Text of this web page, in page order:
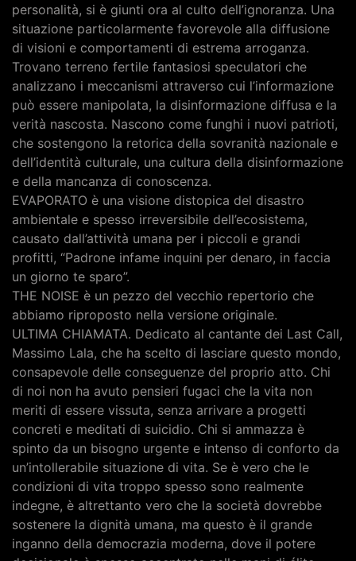
personalità, si è giunti ora al culto dell’ignoranza. Una
situazione particolarmente favorevole alla diffusione
di visioni e comportamenti di estrema arroganza.
Trovano terreno fertile fantasiosi speculatori che
analizzano i meccanismi attraverso cui l’informazione
può essere manipolata, la disinformazione diffusa e la
verità nascosta. Nascono come funghi i nuovi patrioti,
che sostengono la retorica della sovranità nazionale e
dell’identità culturale, una cultura della disinformazione
e della mancanza di conoscenza.
EVAPORATO è una visione distopica del disastro
ambientale e spesso irreversibile dell’ecosistema,
causato dall’attività umana per i piccoli e grandi
profitti, “Padrone infame inquini per denaro, in faccia
un giorno te sparo”.
THE NOISE è un pezzo del vecchio repertorio che
abbiamo riproposto nella versione originale.
ULTIMA CHIAMATA. Dedicato al cantante dei Last Call,
Massimo Lala, che ha scelto di lasciare questo mondo,
consapevole delle conseguenze del proprio atto. Chi
di noi non ha avuto pensieri fugaci che la vita non
meriti di essere vissuta, senza arrivare a progetti
concreti e meditati di suicidio. Chi si ammazza è
spinto da un bisogno urgente e intenso di conforto da
un’intollerabile situazione di vita. Se è vero che le
condizioni di vita troppo spesso sono realmente
indegne, è altrettanto vero che la società dovrebbe
sostenere la dignità umana, ma questo è il grande
inganno della democrazia moderna, dove il potere